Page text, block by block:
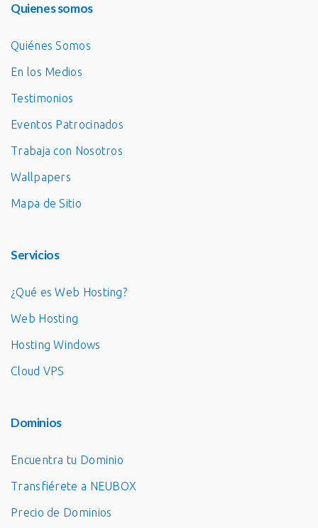
Quienes somos
Quiénes Somos
En los Medios
Testimonios
Eventos Patrocinados
Trabaja con Nosotros
Wallpapers
Mapa de Sitio
Servicios
¿Qué es Web Hosting?
Web Hosting
Hosting Windows
Cloud VPS
Dominios
Encuentra tu Dominio
Transfiérete a NEUBOX
Precio de Dominios